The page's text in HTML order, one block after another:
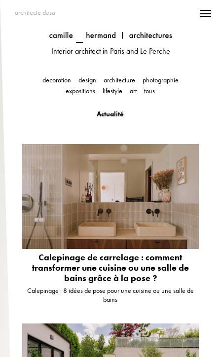
architecte desa
Interior architect in Paris and Le Perche
decoration design architecture
photographie
expositions
lifestyle art tous
Actualité
Calepinage de carrelage : comment
transformer une cuisine ou une salle de
bains grâce à la pose ?
Calepinage : 8 idées de pose pour une cuisine ou une salle de
bains